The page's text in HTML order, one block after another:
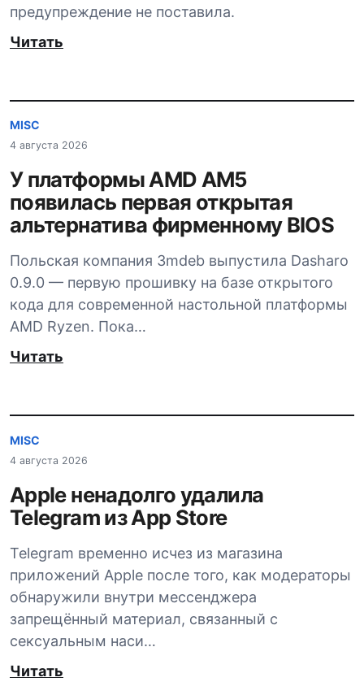
предупреждение не поставила.
Читать
MISC
4 августа 2026
У платформы AMD AM5
появилась первая открытая
альтернатива фирменному BIOS
Польская компания 3mdeb выпустила Dasharo
0.9.0 — первую прошивку на базе открытого
кода для современной настольной платформы
AMD Ryzen. Пока…
Читать
MISC
4 августа 2026
Apple ненадолго удалила
Telegram из App Store
Telegram временно исчез из магазина
приложений Apple после того, как модераторы
обнаружили внутри мессенджера
запрещённый материал, связанный с
сексуальным наси…
Читать